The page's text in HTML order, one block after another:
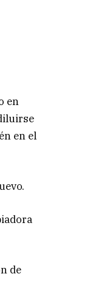
en
en el
de